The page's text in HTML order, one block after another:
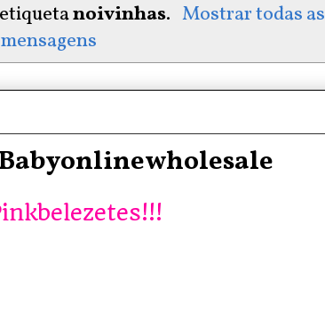
noivinhas. Mostrar todas as
mensagens